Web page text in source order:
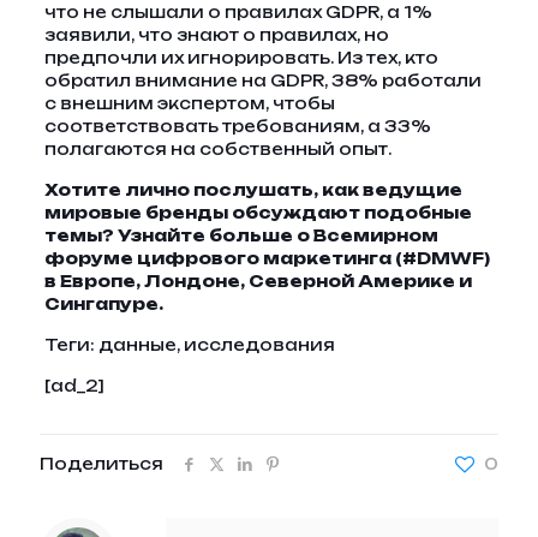
что не слышали о правилах GDPR, а 1%
заявили, что знают о правилах, но
предпочли их игнорировать. Из тех, кто
обратил внимание на GDPR, 38% работали
с внешним экспертом, чтобы
соответствовать требованиям, а 33%
полагаются на собственный опыт.
Хотите лично послушать, как ведущие
мировые бренды обсуждают подобные
темы? Узнайте больше о Всемирном
форуме цифрового маркетинга (#DMWF)
в Европе, Лондоне, Северной Америке и
Сингапуре.
Теги: данные, исследования
[ad_2]
Поделиться 0